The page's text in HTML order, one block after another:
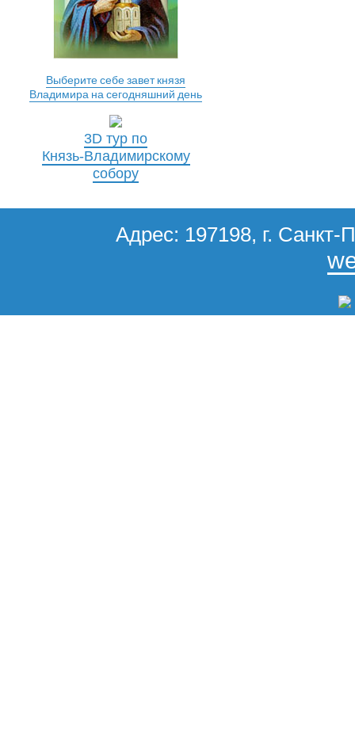
Выберите себе завет князя
Владимира на сегодняшний день
3D тур по
Князь-Владимирскому
собору
Адрес: 197198, г. Санкт-